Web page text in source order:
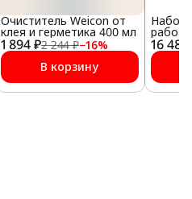
1 894 ₽2 244 ₽−16%
Очиститель Weicon от
клея и герметика 400 мл
В корзину
16 485
Набор
работы